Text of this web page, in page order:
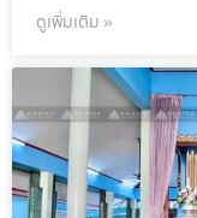
ดูเพิ่มเติม »